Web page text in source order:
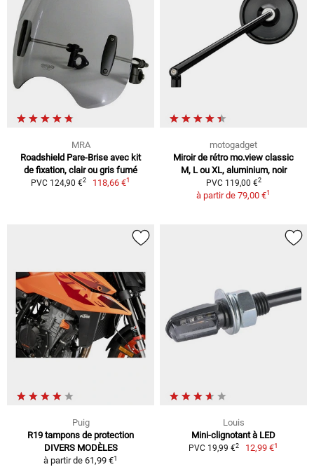
MRA
Roadshield Pare-Brise avec kit
de fixation, clair ou gris fumé
PVC 124,90 €2 118,66 €1
motogadget
Miroir de rétro mo.view classic
M, L ou XL, aluminium, noir
PVC 119,00 €2
à partir de 79,00 €1
Puig
R19 tampons de protection
DIVERS MODÈLES
à partir de 61,99 €1
Louis
Mini-clignotant à LED
PVC 19,99 €2 12,99 €1